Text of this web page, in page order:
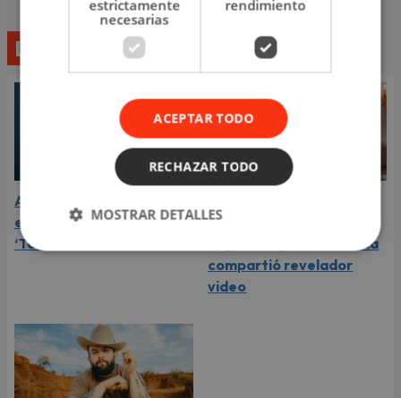
Lo último
Aria Vega conquista con
el lanzamiento de
‘Tototo (+4)’
embarazada de su
segundo hijo? Mike Bahía
compartió revelador
video
estrictamente
necesarias
rendimiento
ACEPTAR TODO
RECHAZAR TODO
MOSTRAR DETALLES